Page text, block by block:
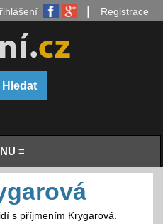
Registrace
≡
s příjmením Krygarová.